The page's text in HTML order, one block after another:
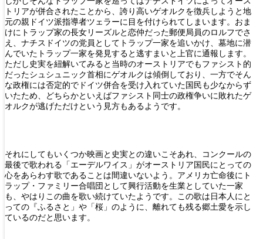
トリアが併合されたことから、誇り高いゲオルクを徴兵しようと地
元の親ドイツ派指導者ツェラーに目を付けられてしまいます。おま
けにトラップ家の長女リーズルと恋仲だった郵便局員のロルフでさ
え、ナチスドイツの党員としてトラップ一家を追いかけ、墓地に潜
んでいたトラップ一家を発見すると逃すまいと上官に通報します。
ただし史実を紐解いてみると当時のオーストリアでもファシスト的
だったシュシュニック首相にゲオルクは傾倒しており、一方でそん
な政権には否定的でドイツ併合を受け入れていた国民も少なからず
いたため、どちらかといえばファシスト同士の政権争いに敗れたゲ
オルクが逃げただけという見方もあるようです。
それにしてもいくつか映画と史実との違いこそあれ、コンクールの
最後で歌われる「エーデルワイス」がオーストリア国民にとっての
心をあらわす歌であることは間違いないよう。アメリカ亡命後にト
ラップ・ファミリー合唱団として興行活動を生業としていた一家
も、やはりこの曲を歌い続けていたようです。この歌は日本人にと
っての『ふるさと」や「桜」のように、離れても残る郷土愛を示し
ているのだと思います。